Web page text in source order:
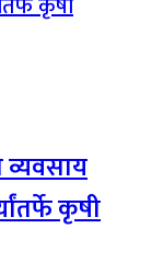
व्यवसाय
कृषी